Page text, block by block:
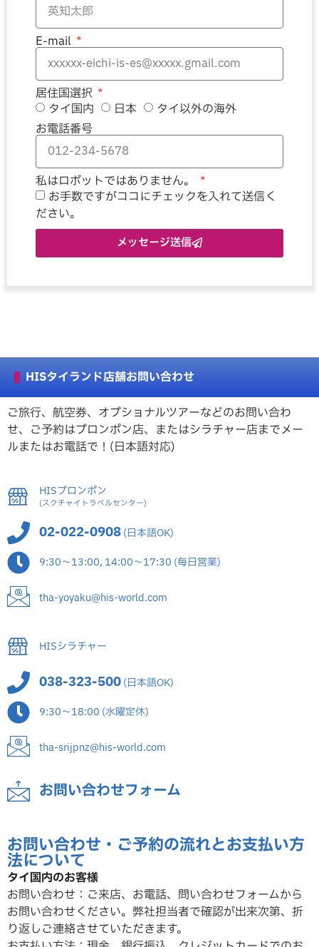
E-mail
居住国選択
タイ国内
日本
タイ以外の海外
お電話番号
私はロボットではありません。
お手数ですがココにチェックを入れて送信く
ださい。
メッセージ送信
HISタイランド店舗お問い合わせ
ご旅行、航空券、オプショナルツアーなどのお問い合わ
せ、ご予約はプロンポン店、またはシラチャー店までメー
ルまたはお電話で！(日本語対応)
HISプロンポン
(スクチャイトラベルセンター)
02-022-0908(日本語OK)
9:30～13:00, 14:00～17:30 (毎日営業)
tha-yoyaku@his-world.com
HISシラチャー
038-323-500(日本語OK)
9:30～18:00 (水曜定休)
tha-srijpnz@his-world.com
お問い合わせフォーム
お問い合わせ・ご予約の流れとお支払い方
法について
タイ国内のお客様
お問い合わせ：ご来店、お電話、問い合わせフォームから
お問い合わせください。弊社担当者で確認が出来次第、折
り返しご連絡させていただきます。